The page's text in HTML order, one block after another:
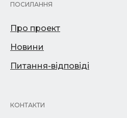
ПОСИЛАННЯ
Про проект
Новини
Питання-відповіді
КОНТАКТИ